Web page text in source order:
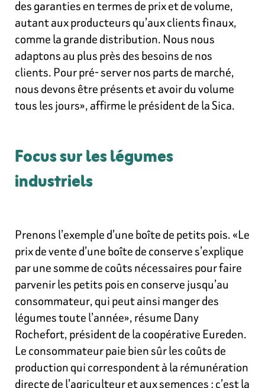
des garanties en termes de prix et de volume,
autant aux producteurs qu’aux clients finaux,
comme la grande distribution. Nous nous
adaptons au plus près des besoins de nos
clients. Pour pré- server nos parts de marché,
nous devons être présents et avoir du volume
tous les jours», affirme le président de la Sica.
Focus sur les légumes
industriels
Prenons l’exemple d’une boîte de petits pois. «Le
prix de vente d’une boîte de conserve s’explique
par une somme de coûts nécessaires pour faire
parvenir les petits pois en conserve jusqu’au
consommateur, qui peut ainsi manger des
légumes toute l’année», résume Dany
Rochefort, président de la coopérative Eureden.
Le consommateur paie bien sûr les coûts de
production qui correspondent à la rémunération
directe de l’agriculteur et aux semences : c’est la